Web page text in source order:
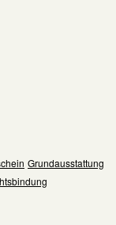
Grundausstattung